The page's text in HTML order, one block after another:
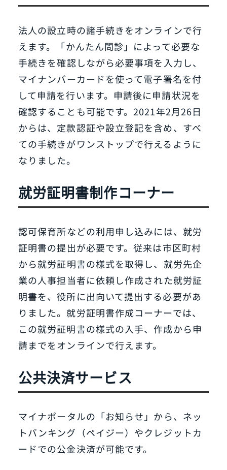
法人の設立時の諸手続きをオンラインで行
えます。「かんたん問診」によって必要な
手続きを確認しながら必要事項を入力し、
マイナンバーカードを使って電子署名を付
して申請を行います。申請後に申請状況を
確認することも可能です。2021年2月26日
からは、定款認証や設立登記を含め、すべ
ての手続きがワンストップで行えるように
なりました。
就労証明書制作コーナー
認可保育所などの利用申し込みには、就労
証明書の提出が必要です。従来は市区町村
から就労証明書の様式を取得し、就労先企
業の人事担当者に依頼し作成された就労証
明書を、役所に出向いて提出する必要があ
りました。就労証明書作成コーナーでは、
この就労証明書の様式の入手、作成から申
請までをオンラインで行えます。
公共決済サービス
マイナポータルの「お知らせ」から、ネッ
トバンキング（ペイジー）やクレジットカ
ードでの公金決済が可能です。